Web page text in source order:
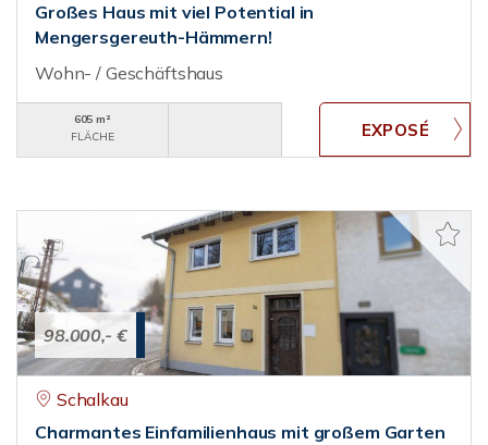
Großes Haus mit viel Potential in
Mengersgereuth-Hämmern!
Wohn- / Geschäftshaus
605 m²
FLÄCHE
98.000,- €
Schalkau
Charmantes Einfamilienhaus mit großem Garten